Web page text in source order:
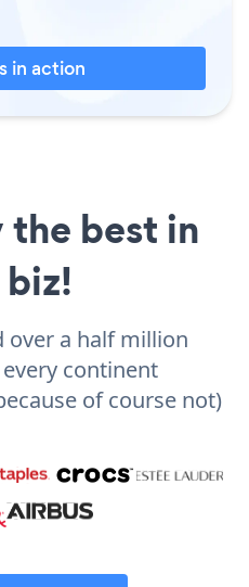
in action
best in
over a half million
continent
of course not)